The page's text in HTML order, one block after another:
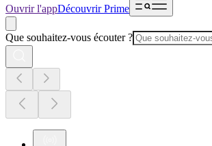
Ouvrir l'appDécouvrir Prime
Que souhaitez-vous écouter ?